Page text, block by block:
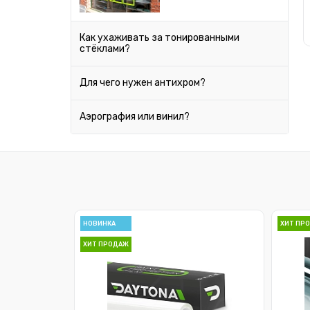
Chrysler
Citroen
Daewoo
Datsun
Fiat
Ford
Geely
Как ухаживать за тонированными
стёклами?
Для чего нужен антихром?
Аэрография или винил?
НОВИНКА
ХИТ ПРОДАЖ
ХИТ